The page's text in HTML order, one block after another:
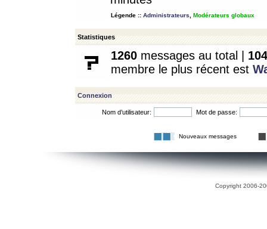
Légende :: Administrateurs Modérateurs globaux
Statistiques
1260 messages au total | 104
membre le plus récent est
Connexion
Nom d’utilisateur: Mot de passe:
Nouveaux messages
Copyright 2006-